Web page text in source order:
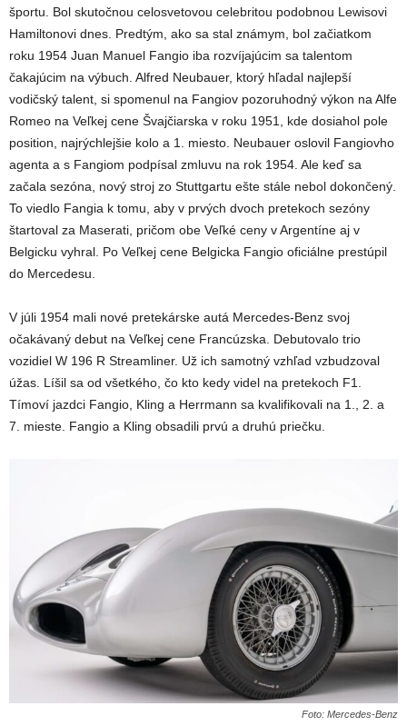
športu. Bol skutočnou celosvetovou celebritou podobnou Lewisovi
Hamiltonovi dnes. Predtým, ako sa stal známym, bol začiatkom
roku 1954 Juan Manuel Fangio iba rozvíjajúcim sa talentom
čakajúcim na výbuch. Alfred Neubauer, ktorý hľadal najlepší
vodičský talent, si spomenul na Fangiov pozoruhodný výkon na Alfe
Romeo na Veľkej cene Švajčiarska v roku 1951, kde dosiahol pole
position, najrýchlejšie kolo a 1. miesto. Neubauer oslovil Fangiovho
agenta a s Fangiom podpísal zmluvu na rok 1954. Ale keď sa
začala sezóna, nový stroj zo Stuttgartu ešte stále nebol dokončený.
To viedlo Fangia k tomu, aby v prvých dvoch pretekoch sezóny
štartoval za Maserati, pričom obe Veľké ceny v Argentíne aj v
Belgicku vyhral. Po Veľkej cene Belgicka Fangio oficiálne prestúpil
do Mercedesu.
V júli 1954 mali nové pretekárske autá Mercedes-Benz svoj
očakávaný debut na Veľkej cene Francúzska. Debutovalo trio
vozidiel W 196 R Streamliner. Už ich samotný vzhľad vzbudzoval
úžas. Líšil sa od všetkého, čo kto kedy videl na pretekoch F1.
Tímoví jazdci Fangio, Kling a Herrmann sa kvalifikovali na 1., 2. a
7. mieste. Fangio a Kling obsadili prvú a druhú priečku.
Foto: Mercedes-Benz